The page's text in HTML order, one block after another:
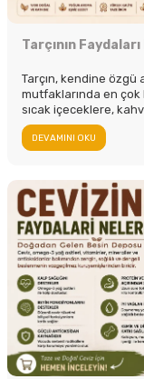
Tarçının
Tarçın, kendine özgü
mutfaklarında en çok
sıcak içeceklere,
kullanım alanına
DEVAMINI OKU